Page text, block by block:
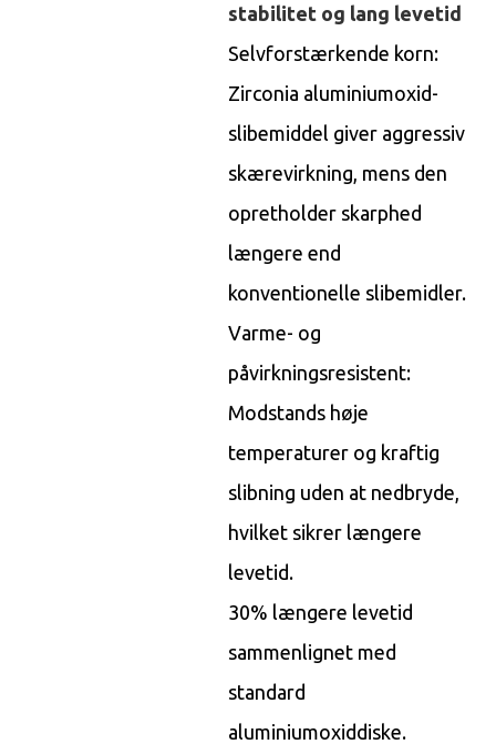
stabilitet og lang levetid
Selvforstærkende korn:
Zirconia aluminiumoxid-
slibemiddel giver aggressiv
skærevirkning, mens den
opretholder skarphed
længere end
konventionelle slibemidler.
Varme- og
påvirkningsresistent:
Modstands høje
temperaturer og kraftig
slibning uden at nedbryde,
hvilket sikrer længere
levetid.
30% længere levetid
sammenlignet med
standard
aluminiumoxiddiske.